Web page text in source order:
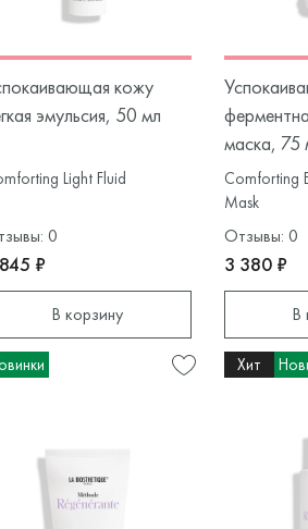
кожу
эмульсия, 50 мл
Light Fluid
0
₽
В корзину
маска, 75
Comforting
Mask
Отзывы: 0
3 380 ₽
В
Хит